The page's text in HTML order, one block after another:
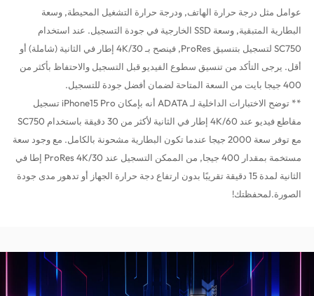
عوامل مثل درجة حرارة الهاتف, ودرجة حرارة التشغيل المحيطة, وسعة
البطارية المتبقية, وسعة SSD الخارجية في جودة التسجيل. عند استخدام
SC750 لتسجيل بتنسيق ProRes, فينصح بـ 4K/30 إطار في الثانية (شاملة) أو
أقل. يرجى التأكد من تنسيق سطوع الفيديو قبل التسجيل والاحتفاظ بأكثر من
400 جيجا بايت من السعة المتاحة لضمان أفضل جودة للتسجيل.
** توضح الاختبارات الداخلية لـ ADATA أنه بإمكان iPhone15 Pro تسجيل
مقاطع فيديو عند 4K/60 إطار في الثانية لأكثر من 30 دقيقة باستخدام SC750
مع توفر سعة 2000 جيجا عندما تكون البطارية مشحونة بالكامل. مع وجود سعة
مستخمة بمقدار 400 جيجا, من الممكن التسجيل عند ProRes 4K/30 إطا في
الثانية لمدة 15 دقيقة تقريبًا بدون ارتفاع دجة حرارة الجهاز أو تدهور مدى جودة
الصورة.لمحفظتك!